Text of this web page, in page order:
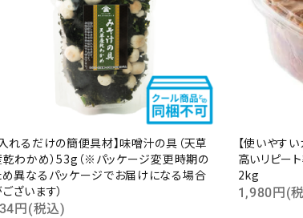
入れるだけの簡便具材】味噌汁の具（天草
乾わかめ）53g（※パッケージ変更時期の
め異なるパッケージでお届けになる場合
ざいます）
円(税込)
【使いやす
高いリピー
2kg
1,980円(